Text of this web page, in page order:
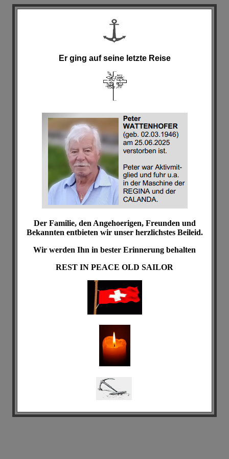
Er ging auf seine letzte Reise
Der Familie, den Angehoerigen, Freunden und
Bekannten entbieten wir unser herzlichstes Beileid.
Wir werden Ihn in bester Erinnerung behalten
REST IN PEACE OLD SAILOR